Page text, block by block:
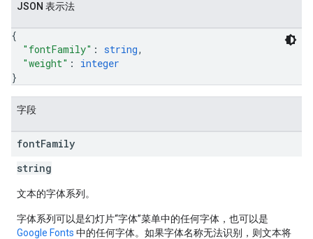
JSON 表示法
{
"fontFamily" : string,
"weight" : integer
}
字段
fontFamily
string
文本的字体系列。
字体系列可以是幻灯片“字体”菜单中的任何字体，也可以是
Google Fonts 中的任何字体。如果字体名称无法识别，则文本将